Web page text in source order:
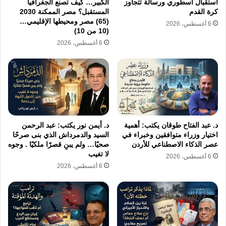
الولايات المتحدة عموماً، وفي الرئيس ترامب على
وجه الخصوص، ومن ثم يؤكد حاجة إيران الماسة
إلى ضمانات دولية تصلح لتحصين أي اتفاق يمكن
التوصل إليه، كي لا يستطيع ترامب أو أي رئيس
أميركي آخر يأتي بعده أن يتنكر له مثلما حدث مع
الاتفاق الذي سبق لإيران أن أبرمته عام 2015 مع
مجموعة 5+1.
فترامب يحاول إقناع العالم بأن السبب في عدم
التوصل إلى اتفاق حتى الآن يعود إلى إصرار إيران
على مواصلة برنامجها النووي غير السلمي، وهو
ادعاء غير صحيح لأن إيران أبدت استعدادها للقيام
بكل ما هو ضروري لإثبات سلمية برنامجها النووي،
بدليل موافقتها على تخفيض نسبة تخصيب
استقبال أسطوري ورسالة تتجاوز
كرة القدم
6 أغسطس، 2026
الكبير… كيف تصنع الجغرافيا
المستقبل؟ مصر الممكنة 2030
(65) مصر ومحيطها الإقليمي…
(10 من 10)
6 أغسطس، 2026
د. عبد الفتاح طوقان يكتب: أهمية
اختيار وزراء متوافقين وخبراء في
عصر الذكاء الاصطناعي للأردن
6 أغسطس، 2026
د. أيمن نور يكتب: عبد الرحمن
السيد والدمرداش الذي بنى صرحًا
صحيًا… ولم يبنِ قصرًا ملكيًا . وجوه
لا تغيب
6 أغسطس، 2026